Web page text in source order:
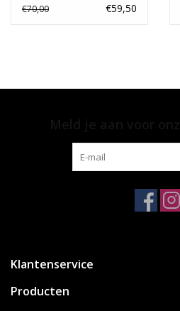
€70,00 €59,50
Klantenservice
Producten